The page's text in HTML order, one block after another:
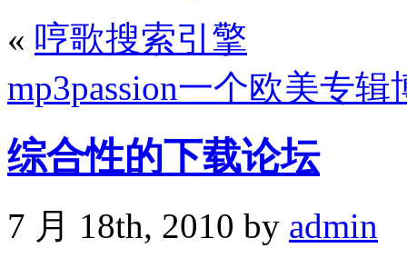
« 哼歌搜索引擎
mp3passion一个欧美专辑
综合性的下载论坛
7 月 18th, 2010 by admin